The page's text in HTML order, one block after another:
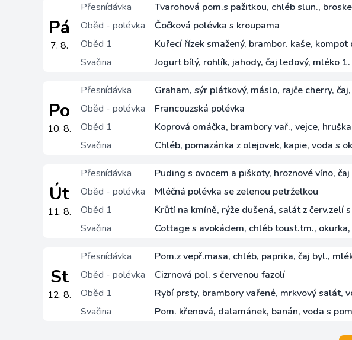
Pá
7. 8.
Přesnídávka Tvarohová pom.s pažitkou, chléb slun.,
Oběd - polévka Čočková polévka s kroupama
Oběd 1 Kuřecí řízek smažený, brambor. kaše, kompot
Svačina Jogurt bílý, rohlík, jahody, čaj ledový, mléko 1.
Po
10. 8.
Přesnídávka Graham, sýr plátkový, máslo, rajče cherry,
Oběd - polévka Francouzská polévka
Oběd 1 Koprová omáčka, brambory vař., vejce,
Svačina Chléb, pomazánka z olejovek, kapie, voda s
Út
11. 8.
Přesnídávka Puding s ovocem a piškoty, hroznové víno,
Oběd - polévka Mléčná polévka se zelenou petrželkou
Oběd 1 Krůtí na kmíně, rýže dušená, salát z červ.zelí
Svačina Cottage s avokádem, chléb toust.tm.,
St
12. 8.
Přesnídávka Pom.z vepř.masa, chléb, paprika, čaj byl.,
Oběd - polévka Cizrnová pol. s červenou fazolí
Oběd 1 Rybí prsty, brambory vařené, mrkvový salát,
Svačina Pom. křenová, dalamánek, banán, voda s